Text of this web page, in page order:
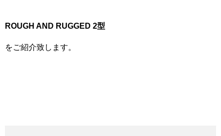
ROUGH AND RUGGED 2型
をご紹介致します。